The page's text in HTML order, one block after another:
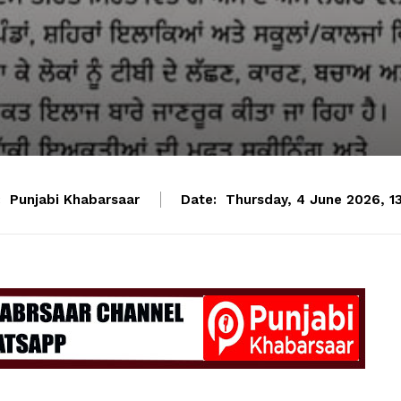
Punjabi Khabarsaar Date: Thursday, 4 June 2026,